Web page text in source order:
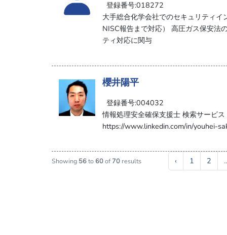
登録番号:018272
大手総合化学会社でのセキュリティ
NISC報告まで対応） 高圧ガス保安法
ティ対応に関与
櫻井陽平
登録番号:004032
情報処理安全確保支援士 検索サービ
https://www.linkedin.com/in/youhei-
Showing 56to60of70 results ‹ 1 2